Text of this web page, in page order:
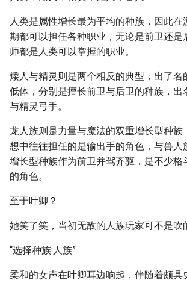
人类是属性增长最为平均的种族，因此在
期都可以担任各种职业，无论是前卫还是
师都是人类可以掌握的职业。
矮人与精灵则是两个相反的典型，出了名
低体，分别是擅长前卫与后卫的种族，出
与精灵弓手。
龙人族则是力量与魔法的双重增长型种族
想中往往担任的是输出手的角色，与兽人
增长型种族作为前卫并驾齐驱，是不少格
的角色。
至于叶卿？
她笑了笑，当初无敌的人族玩家可不是吹
“选择种族:人族”
柔和的女声在叶卿耳边响起，伴随着颇具